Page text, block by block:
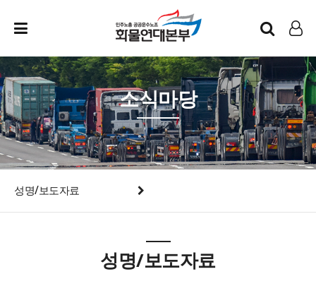
인트라넷
LOG IN
소식마당
성명/보도자료
성명/보도자료